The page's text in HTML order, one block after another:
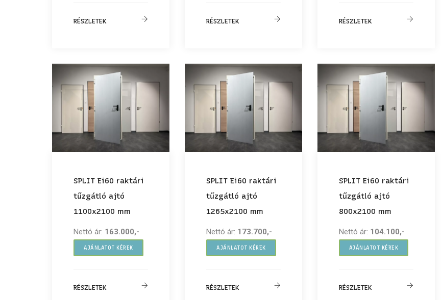
RÉSZLETEK RÉSZLETEK RÉSZLETEK
SPLIT Ei60 raktári
tűzgátló ajtó
1100x2100 mm
Nettó ár: 163.000,-
AJÁNLATOT KÉREK
RÉSZLETEK
SPLIT Ei60 raktári
tűzgátló ajtó
1265x2100 mm
Nettó ár: 173.700,-
AJÁNLATOT KÉREK
RÉSZLETEK
SPLIT Ei60 raktári
tűzgátló ajtó
800x2100 mm
Nettó ár: 104.100,-
AJÁNLATOT KÉREK
RÉSZLETEK